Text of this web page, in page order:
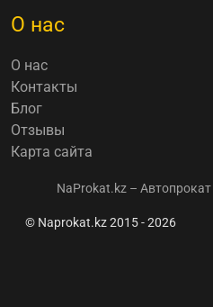
О нас
О нас
Контакты
Блог
Отзывы
Карта сайта
NaProkat.kz –
© Naprokat.kz 2015 - 2026